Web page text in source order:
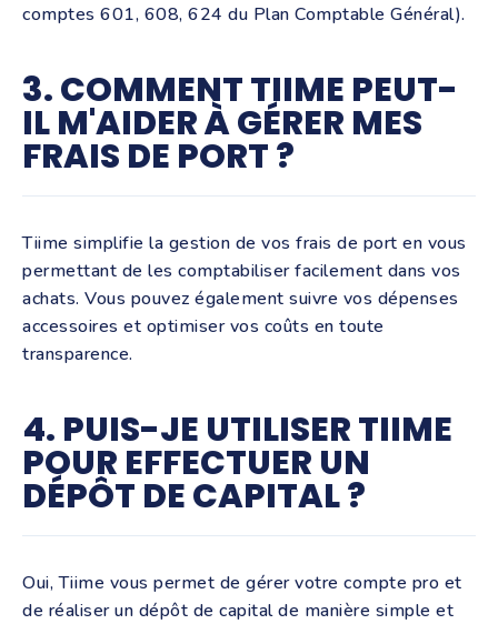
comptes 601, 608, 624 du Plan Comptable Général).
3. COMMENT TIIME PEUT-
IL M'AIDER À GÉRER MES
FRAIS DE PORT ?
Tiime simplifie la gestion de vos frais de port en vous
permettant de les comptabiliser facilement dans vos
achats. Vous pouvez également suivre vos dépenses
accessoires et optimiser vos coûts en toute
transparence.
4. PUIS-JE UTILISER TIIME
POUR EFFECTUER UN
DÉPÔT DE CAPITAL ?
Oui, Tiime vous permet de gérer votre compte pro et
de réaliser un dépôt de capital de manière simple et